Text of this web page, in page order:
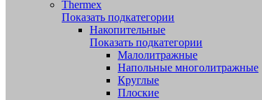
Thermex
Показать подкатегории
Накопительные
Показать подкатегории
Малолитражные
Напольные многолитражные
Круглые
Плоские